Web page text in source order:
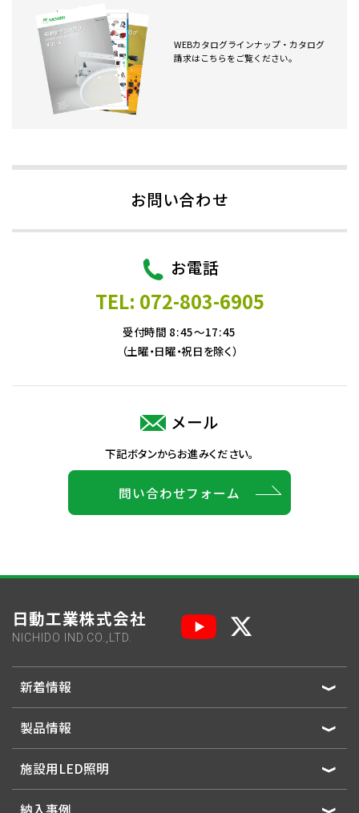
WEBカタログラインナップ・カタログ
請求はこちらをご覧ください。
お問い合わせ
お電話
TEL: 072-803-6905
受付時間 8:45～17:45
（土曜・日曜・祝日を除く）
メール
下記ボタンからお進みください。
問い合わせフォーム
日動工業株式会社
NICHIDO IND.CO.,LTD.
新着情報
製品情報
施設用LED照明